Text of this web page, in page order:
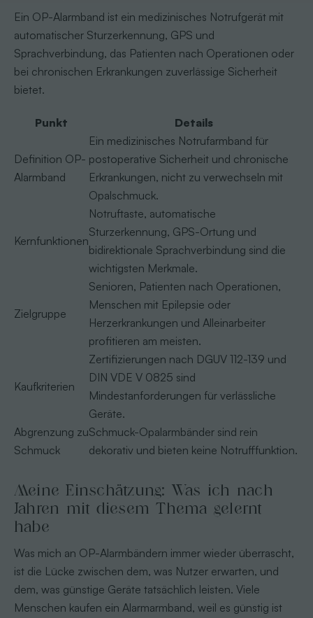
Ein OP-Alarmband ist ein medizinisches Notrufgerät mit
automatischer Sturzerkennung, GPS und
Sprachverbindung, das Patienten nach Operationen oder
bei chronischen Erkrankungen zuverlässige Sicherheit
bietet.
Punkt Details
Definition OP-
Alarmband
Ein medizinisches Notrufarmband für
postoperative Sicherheit und chronische
Erkrankungen, nicht zu verwechseln mit
Opalschmuck.
Kernfunktionen
Notruftaste, automatische
Sturzerkennung, GPS-Ortung und
bidirektionale Sprachverbindung sind die
wichtigsten Merkmale.
Zielgruppe
Senioren, Patienten nach Operationen,
Menschen mit Epilepsie oder
Herzerkrankungen und Alleinarbeiter
profitieren am meisten.
Kaufkriterien
Zertifizierungen nach DGUV 112-139 und
DIN VDE V 0825 sind
Mindestanforderungen für verlässliche
Geräte.
Abgrenzung zu
Schmuck
Schmuck-Opalarmbänder sind rein
dekorativ und bieten keine Notrufffunktion.
Meine Einschätzung: Was ich nach
Jahren mit diesem Thema gelernt
habe
Was mich an OP-Alarmbändern immer wieder überrascht,
ist die Lücke zwischen dem, was Nutzer erwarten, und
dem, was günstige Geräte tatsächlich leisten. Viele
Menschen kaufen ein Alarmarmband, weil es günstig ist